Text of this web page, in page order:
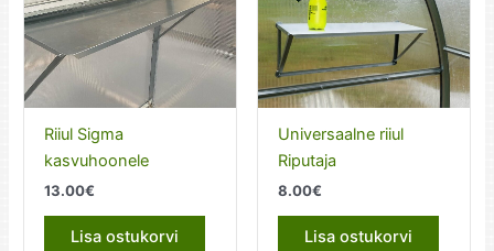
Riiul Sigma
kasvuhoonele
13.00€
Lisa ostukorvi
Universaalne riiul
Riputaja
8.00€
Lisa ostukorvi